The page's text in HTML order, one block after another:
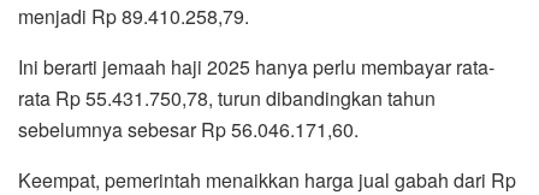
menjadi Rp 89.410.258,79.
Ini berarti jemaah haji 2025 hanya perlu membayar rata-
rata Rp 55.431.750,78, turun dibandingkan tahun
sebelumnya sebesar Rp 56.046.171,60.
Keempat, pemerintah menaikkan harga jual gabah dari Rp